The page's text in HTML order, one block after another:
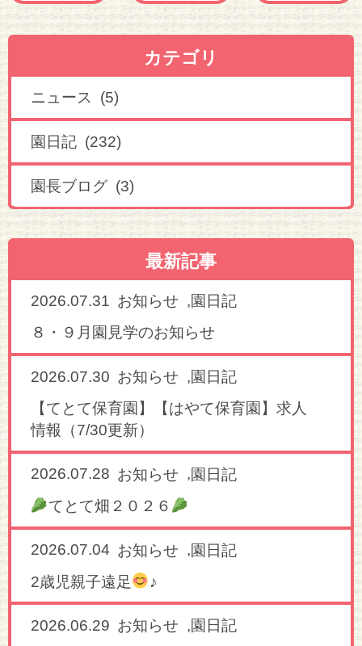
カテゴリ
ニュース (5)
園日記 (232)
園長ブログ (3)
最新記事
2026.07.31 お知らせ ,園日記
８・９月園見学のお知らせ
2026.07.30 お知らせ ,園日記
【てとて保育園】【はやて保育園】求人
情報（7/30更新）
2026.07.28 お知らせ ,園日記
てとて畑２０２６
2026.07.04 お知らせ ,園日記
2歳児親子遠足
♪
2026.06.29 お知らせ ,園日記